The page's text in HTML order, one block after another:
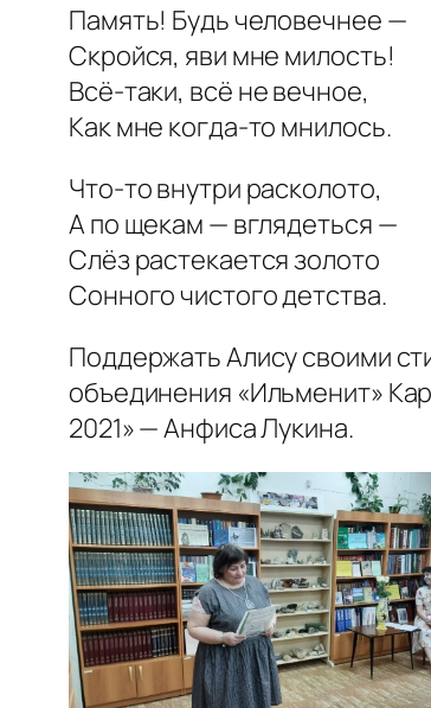
Память! Будь человечнее —
Скройся, яви мне милость!
Всё-таки, всё не вечное,
Как мне когда-то мнилось.
Что-то внутри расколото,
А по щекам — вглядеться —
Слёз растекается золото
Сонного чистого детства.
Поддержать Алису своими
объединения «Ильменит»
2021» — Анфиса Лукина.